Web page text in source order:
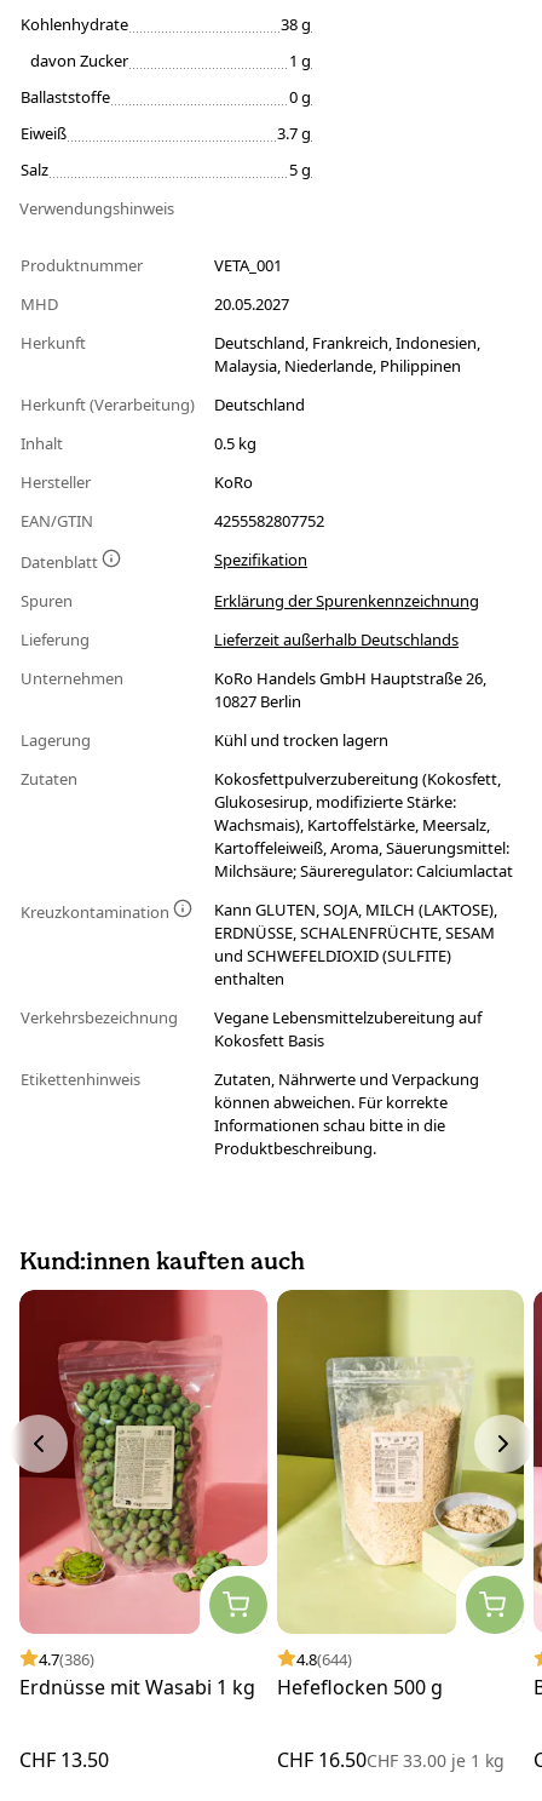
Kohlenhydrate
38 g
davon Zucker
1 g
Ballaststoffe
0 g
Eiweiß
3.7 g
Salz
5 g
Verwendungshinweis
Produktnummer
VETA_001
MHD
20.05.2027
Herkunft
Deutschland, Frankreich, Indonesien,
Malaysia, Niederlande, Philippinen
Herkunft (Verarbeitung)
Deutschland
Inhalt
0.5 kg
Hersteller
KoRo
EAN/GTIN
4255582807752
Datenblatt
Spezifikation
Spuren
Erklärung der Spurenkennzeichnung
Lieferung
Lieferzeit außerhalb Deutschlands
Unternehmen
KoRo Handels GmbH Hauptstraße 26,
10827 Berlin
Lagerung
Kühl und trocken lagern
Zutaten
Kokosfettpulverzubereitung (Kokosfett,
Glukosesirup, modifizierte Stärke:
Wachsmais), Kartoffelstärke, Meersalz,
Kartoffeleiweiß, Aroma, Säuerungsmittel:
Milchsäure; Säureregulator: Calciumlactat
Kreuzkontamination
Kann GLUTEN, SOJA, MILCH (LAKTOSE),
ERDNÜSSE, SCHALENFRÜCHTE, SESAM
und SCHWEFELDIOXID (SULFITE)
enthalten
Verkehrsbezeichnung
Vegane Lebensmittelzubereitung auf
Kokosfett Basis
Etikettenhinweis
Zutaten, Nährwerte und Verpackung
können abweichen. Für korrekte
Informationen schau bitte in die
Produktbeschreibung.
Kund:innen kauften auch
4.7(386)
Erdnüsse mit Wasabi 1 kg
CHF 13.50
4.8(644)
Hefeflocken 500 g
CHF 16.50CHF 33.00 je1 kg